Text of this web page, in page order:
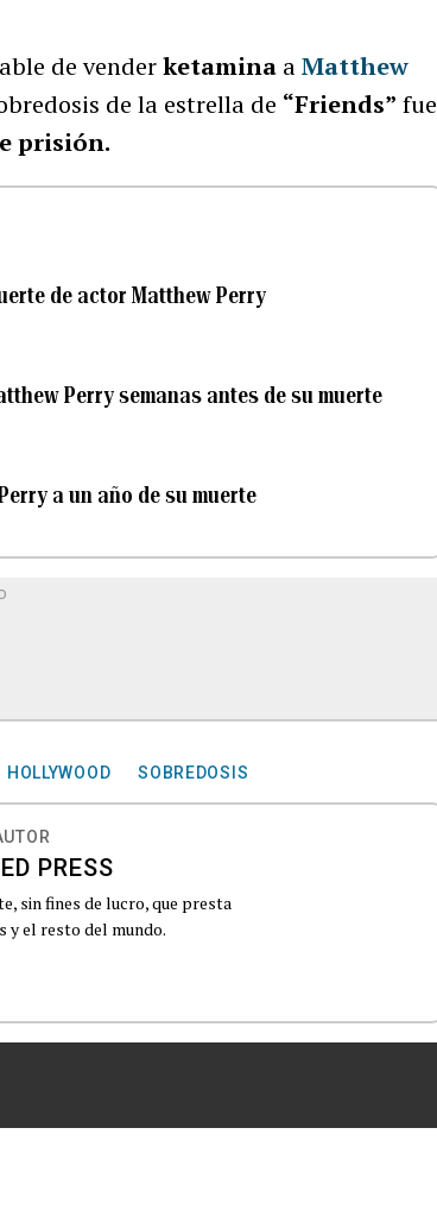
de venderketamina aMatthew
de la estrella de “Friends” fue
prisión.
de actor Matthew Perry
Perry semanas antes de su muerte
a un año de su muerte
HOLLYWOOD SOBREDOSIS
PRESS
sin fines de lucro, que presta
y el resto del mundo.